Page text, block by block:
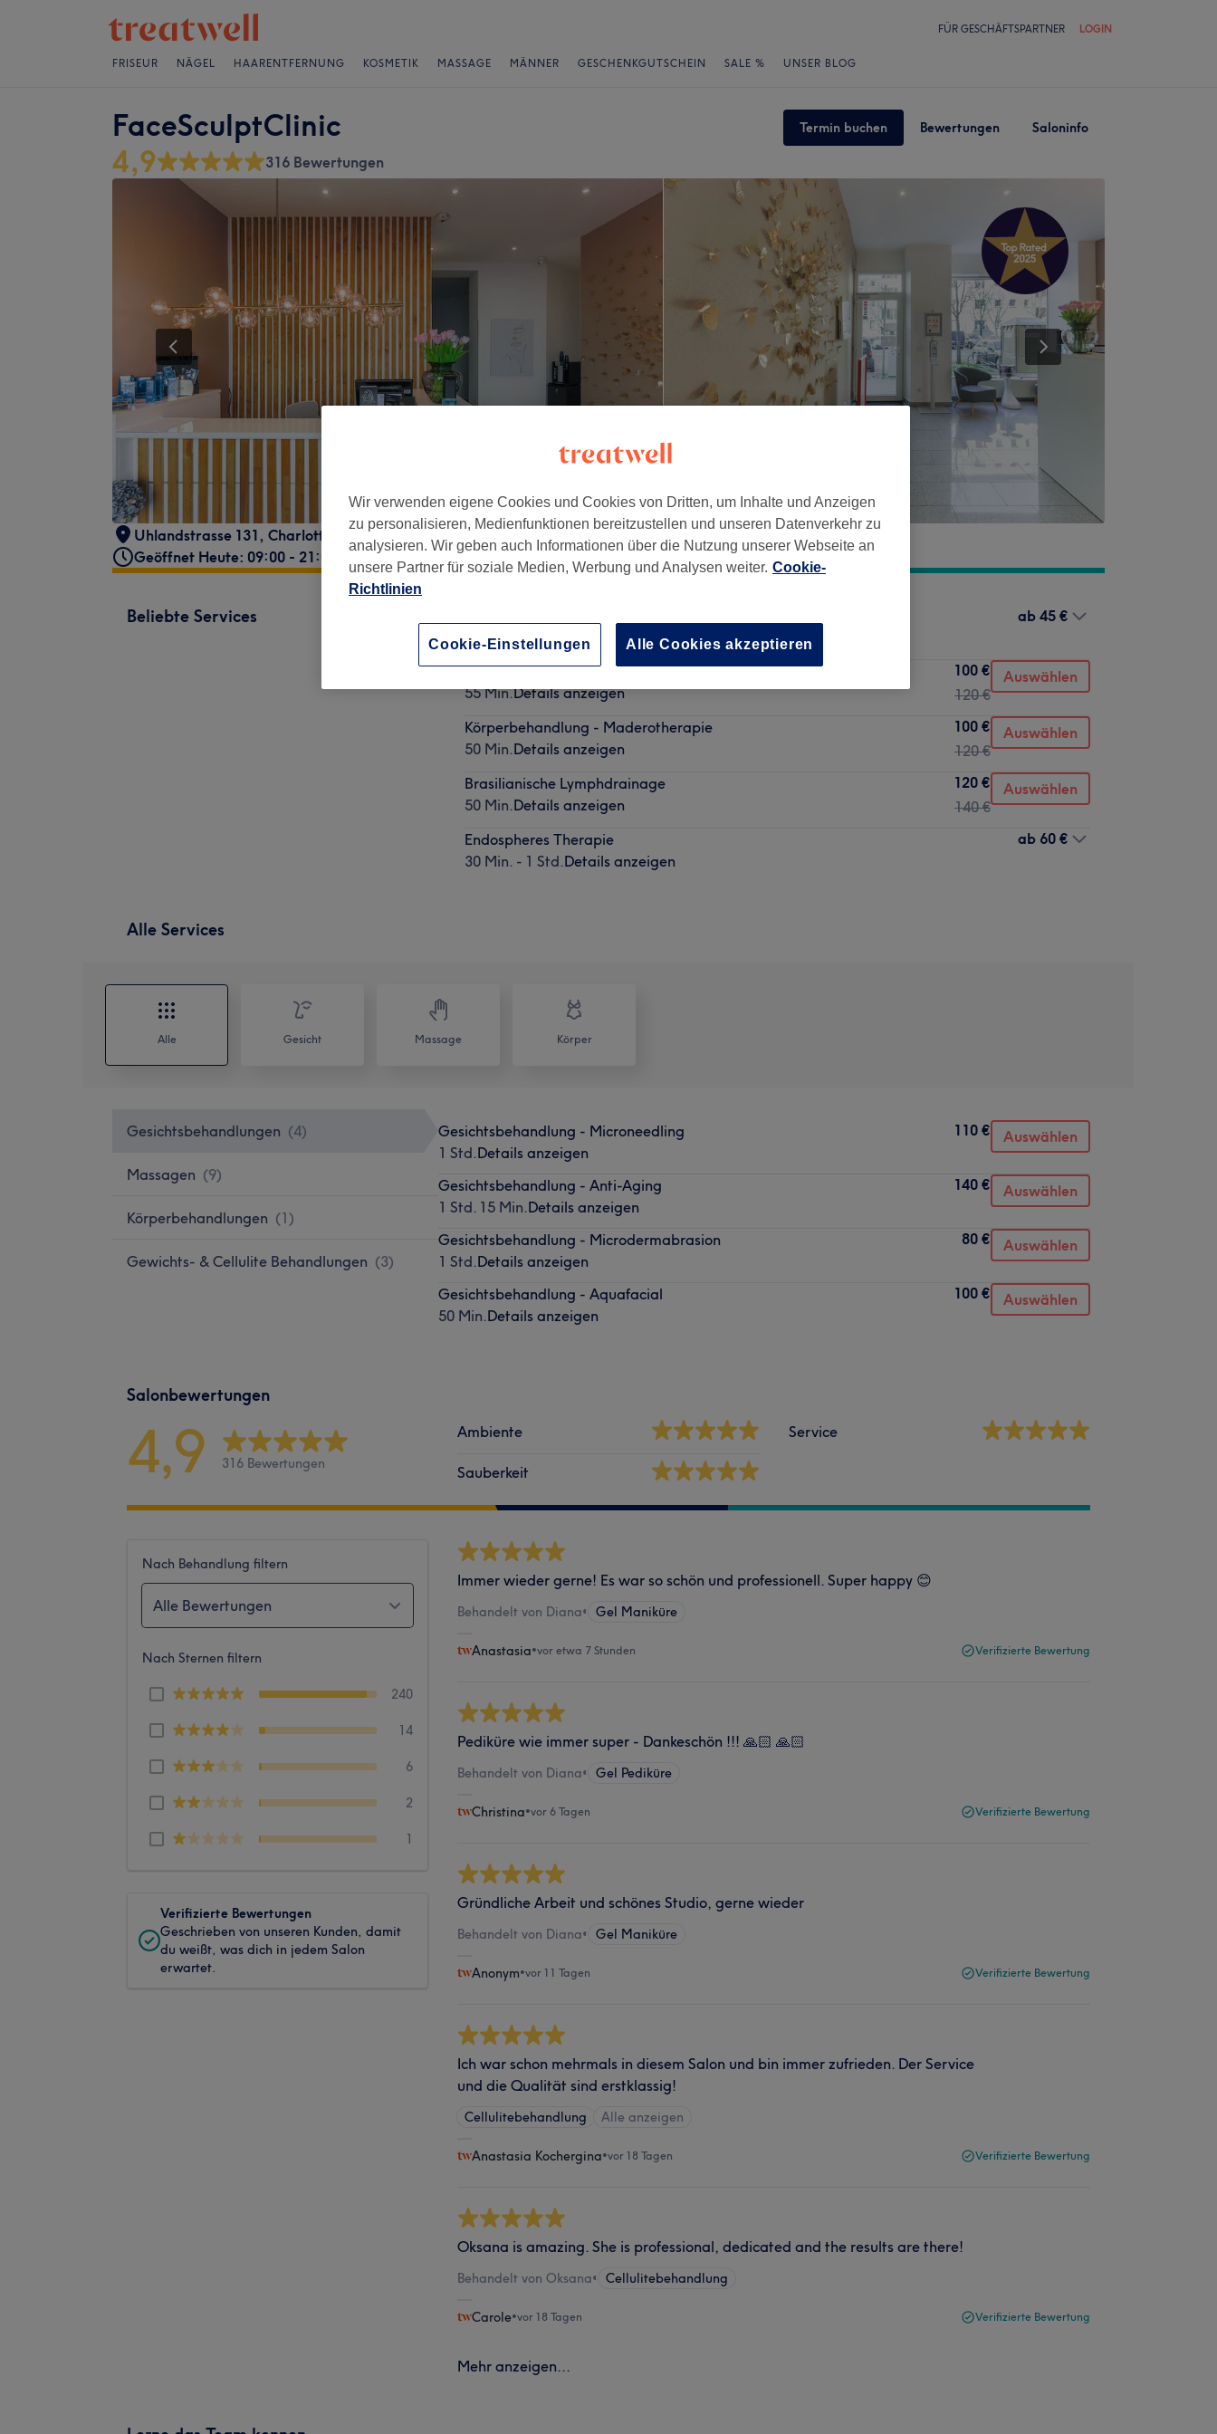
FÜR GESCHÄFTSPARTNER LOGIN
FRISEUR NÄGEL HAARENTFERNUNG KOSMETIK MASSAGE MÄNNER GESCHENKGUTSCHEIN SALE % UNSER BLOG
FaceSculptClinic Termin buchen Bewertungen Saloninfo
4,9 316 Bewertungen
Uhlandstrasse 131 , Charlottenburg-Wilmersdorf, Berlin, 10717
Geöffnet Heute: 09:00 - 21:00
Beliebte Services
30 Min. - 1 Std. 30 Min.
Details anzeigen
ab 45 €
Lymphdrainage BodySculpt
55 Min.Details anzeigen
100 €
120 €
Auswählen
Körperbehandlung - Maderotherapie
50 Min.Details anzeigen
100 €
120 €
Auswählen
Brasilianische Lymphdrainage
50 Min.Details anzeigen
120 €
140 €
Auswählen
Endospheres Therapie
30 Min. - 1 Std.Details anzeigen
ab 60 €
Alle Services
Alle Gesicht Massage Körper
Gesichtsbehandlungen (4)
Massagen (9)
Körperbehandlungen (1)
Gewichts- & Cellulite Behandlungen (3)
Gesichtsbehandlung - Microneedling
1 Std.Details anzeigen
110 € Auswählen
Gesichtsbehandlung - Anti-Aging
1 Std. 15 Min.Details anzeigen
140 € Auswählen
Gesichtsbehandlung - Microdermabrasion
1 Std.Details anzeigen
80 € Auswählen
Gesichtsbehandlung - Aquafacial
50 Min.Details anzeigen
100 € Auswählen
Salonbewertungen
4,9 316 Bewertungen
Ambiente
Sauberkeit
Service
Nach Behandlung filtern
Alle Bewertungen
Nach Sternen filtern
240
14
6
2
1
Verifizierte Bewertungen
Geschrieben von unseren Kunden, damit
du weißt, was dich in jedem Salon
erwartet.
Immer wieder gerne! Es war so schön und professionell. Super happy 😊
Behandelt von Diana• Gel Maniküre
Anastasia•vor etwa 7 Stunden Verifizierte Bewertung
Pediküre wie immer super - Dankeschön !!! 🙏🏻 🙏🏻
Behandelt von Diana• Gel Pediküre
Christina•vor 6 Tagen Verifizierte Bewertung
Gründliche Arbeit und schönes Studio, gerne wieder
Behandelt von Diana• Gel Maniküre
Anonym•vor 11 Tagen Verifizierte Bewertung
Ich war schon mehrmals in diesem Salon und bin immer zufrieden. Der Service
und die Qualität sind erstklassig!
Cellulitebehandlung Alle anzeigen
Anastasia Kochergina•vor 18 Tagen Verifizierte Bewertung
Oksana is amazing. She is professional, dedicated and the results are there!
Behandelt von Oksana• Cellulitebehandlung
Carole•vor 18 Tagen Verifizierte Bewertung
Mehr anzeigen...
Wir verwenden eigene Cookies und Cookies von Dritten, um Inhalte und Anzeigen
zu personalisieren, Medienfunktionen bereitzustellen und unseren Datenverkehr zu
analysieren. Wir geben auch Informationen über die Nutzung unserer Webseite an
unsere Partner für soziale Medien, Werbung und Analysen weiter. Cookie-
Richtlinien
Cookie-Einstellungen Alle Cookies akzeptieren